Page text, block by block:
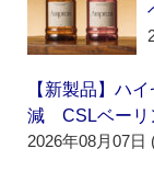
【新製品】ハ
減 CSLベーリ
2026年08月07日